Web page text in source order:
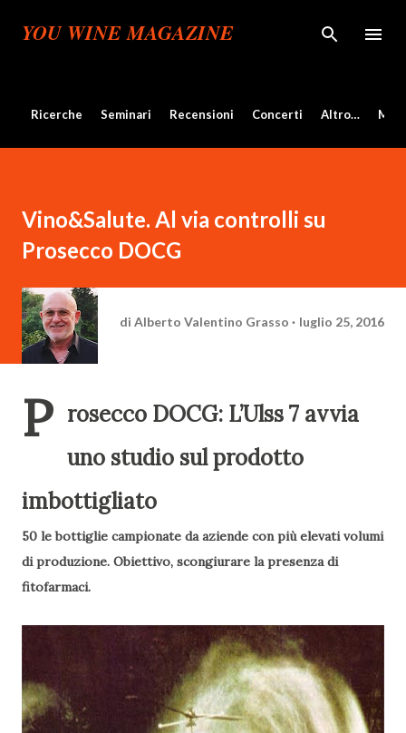
Passa ai contenuti principali
YOU WINE MAGAZINE
Ricerche Seminari Recensioni Concerti Altro…
Vino&Salute. Al via controlli su
Prosecco DOCG
di Alberto Valentino Grasso luglio 25, 2016
P rosecco DOCG: L’Ulss 7 avvia
uno studio sul prodotto
imbottigliato
50 le bottiglie campionate da aziende con più elevati volumi
di produzione. Obiettivo, scongiurare la presenza di
fitofarmaci.